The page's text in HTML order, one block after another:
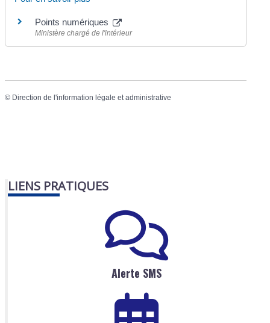
Points numériques
Ministère chargé de l'intérieur
© Direction de l'information légale et administrative
LIENS PRATIQUES
Alerte SMS